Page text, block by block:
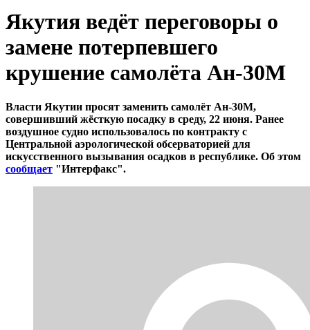
Якутия ведёт переговоры о
замене потерпевшего
крушение самолёта Ан-30М
Власти Якутии просят заменить самолёт Ан-30М,
совершивший жёсткую посадку в среду, 22 июня. Ранее
воздушное судно использовалось по контракту с
Центральной аэрологической обсерваторией для
искусственного вызывания осадков в республике. Об этом
сообщает "Интерфакс".